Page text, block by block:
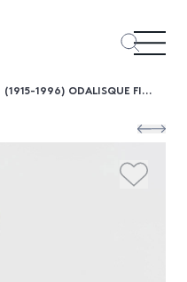
FULVIO BIANCONI (1915-1996) ODALISQUE FIGURE SCULPTÉE VERRE SIGNÉE DATE DE CRÉATION : 1993 H 23 × L 17 × P 11 CM